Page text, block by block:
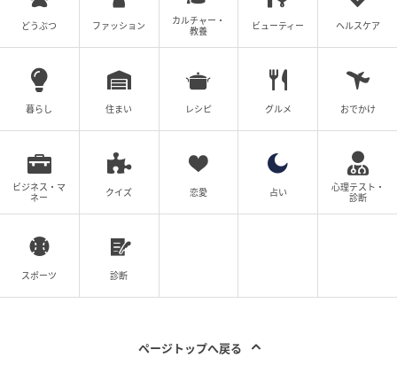
ウーマンエキサイト
どうぶつ ファッション
カルチャー・
教養
ビューティー ヘルスケア
暮らし 住まい レシピ グルメ おでかけ
ビジネス・マ
ネー
クイズ 恋愛 占い
心理テスト・
診断
スポーツ 診断
ページトップへ戻る